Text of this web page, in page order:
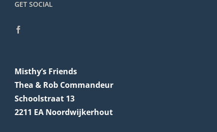
GET SOCIAL
Misthy’s Friends
Thea & Rob Commandeur
Schoolstraat 13
2211 EA Noordwijkerhout